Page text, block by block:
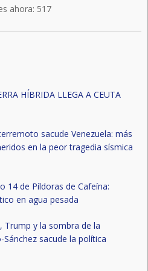
ahora: 517
HÍBRIDA LLEGA A CEUTA
sacude Venezuela: más
en la peor tragedia sísmica
14 de Píldoras de Cafeína:
en agua pesada
Trump y la sombra de la
sacude la política